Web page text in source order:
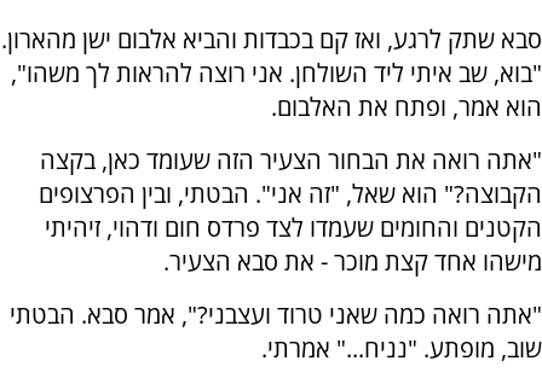
סבא שתק לרגע, ואז קם בכבדות והביא אלבום ישן מהארון.
"בוא, שב איתי ליד השולחן. אני רוצה להראות לך משהו",
הוא אמר, ופתח את האלבום.
"אתה רואה את הבחור הצעיר הזה שעומד כאן, בקצה
הקבוצה?" הוא שאל, "זה אני". הבטתי, ובין הפרצופים
הקטנים והחומים שעמדו לצד פרדס חום ודהוי, זיהיתי
מישהו אחד קצת מוכר - את סבא הצעיר.
"אתה רואה כמה שאני טרוד ועצבני?", אמר סבא. הבטתי
שוב, מופתע. "נניח..." אמרתי.